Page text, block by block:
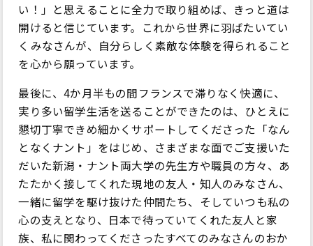
い！」と思えることに全力で取り組めば、きっと道は
開けると信じています。これから世界に羽ばたいてい
くみなさんが、自分らしく素敵な体験を得られること
を心から願っています。
最後に、4か月半もの間フランスで滞りなく快適に、
実り多い留学生活を送ることができたのは、ひとえに
懇切丁寧できめ細かくサポートしてくださった「なん
となくナント」をはじめ、さまざまな面でご支援いた
だいた新潟・ナント両大学の先生方や職員の方々、あ
たたかく接してくれた現地の友人・知人のみなさん、
一緒に留学を駆け抜けた仲間たち、そしていつも私の
心の支えとなり、日本で待っていてくれた友人と家
族、私に関わってくださったすべてのみなさんのおか